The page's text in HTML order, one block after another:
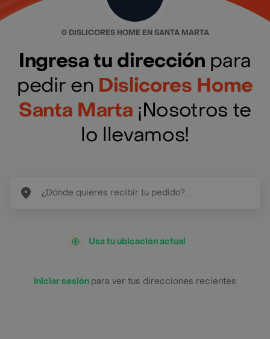
0 DISLICORES HOME EN SANTA MARTA
Ingresa tu dirección para
pedir en Dislicores Home
Santa Marta ¡Nosotros te
lo llevamos!
Usa tu ubicación actual
Iniciar sesión para ver tus direcciones recientes